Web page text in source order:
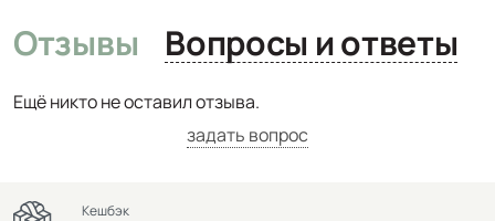
Отзывы Вопросы и ответы
Ещё никто не оставил отзыва.
задать вопрос
Кешбэк